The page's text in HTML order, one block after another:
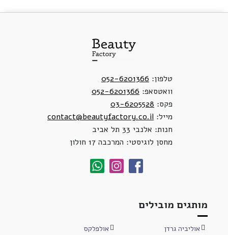
טלפון: 052-6201366
וואטסאפ: 052-6201366
פקס: 03-6205528
מייל: contact@beautyfactory.co.il
חנות: אלנבי 33 תל אביב
מחסן לוגיסטי: המרכבה 17 חולון
מותגים מובילים
אוליביה גרדן
אולפלקס